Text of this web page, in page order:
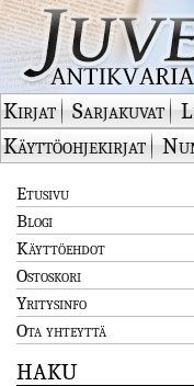
Kirjat Sarjakuvat
Käyttöohjekirjat
Etusivu
Blogi
Käyttöehdot
Ostoskori
Yritysinfo
Ota yhteyttä
HAKU